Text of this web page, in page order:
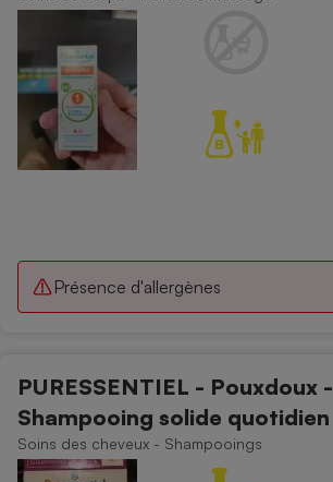
Présence d'allergènes
PURESSENTIEL - Pouxdoux -
Shampooing solide quotidien
Soins des cheveux - Shampooings